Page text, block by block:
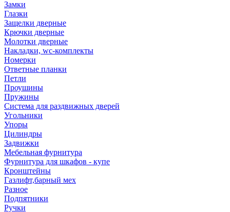
Замки
Глазки
Защелки дверные
Крючки дверные
Молотки дверные
Накладки, wc-комплекты
Номерки
Ответные планки
Петли
Проушины
Пружины
Система для раздвижных дверей
Угольники
Упоры
Цилиндры
Задвижки
Мебельная фурнитура
Фурнитура для шкафов - купе
Кронштейны
Газлифт,барный мех
Разное
Подпятники
Ручки